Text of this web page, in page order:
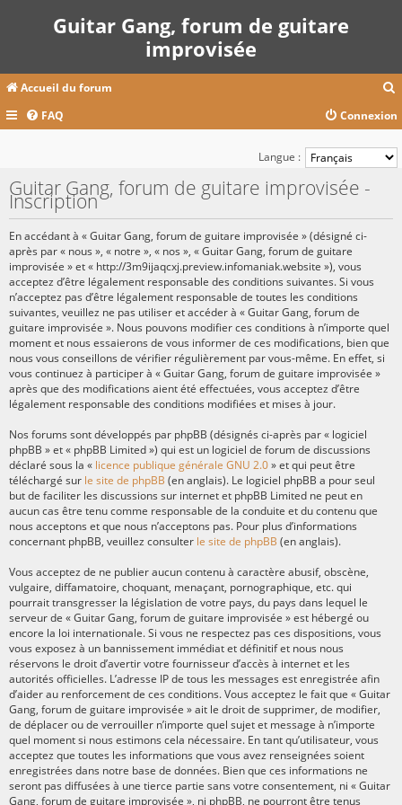
Guitar Gang, forum de guitare
improvisée
Accueil du forum
c
FAQ Connexion
Langue :
Guitar Gang, forum de guitare improvisée -
Inscription
En accédant à « Guitar Gang, forum de guitare improvisée » (désigné ci-
après par « nous », « notre », « nos », « Guitar Gang, forum de guitare
improvisée » et « http://3m9ijaqcxj.preview.infomaniak.website »), vous
acceptez d’être légalement responsable des conditions suivantes. Si vous
n’acceptez pas d’être légalement responsable de toutes les conditions
suivantes, veuillez ne pas utiliser et accéder à « Guitar Gang, forum de
guitare improvisée ». Nous pouvons modifier ces conditions à n’importe quel
moment et nous essaierons de vous informer de ces modifications, bien que
nous vous conseillons de vérifier régulièrement par vous-même. En effet, si
vous continuez à participer à « Guitar Gang, forum de guitare improvisée »
après que des modifications aient été effectuées, vous acceptez d’être
légalement responsable des conditions modifiées et mises à jour.
Nos forums sont développés par phpBB (désignés ci-après par « logiciel
phpBB » et « phpBB Limited ») qui est un logiciel de forum de discussions
déclaré sous la « licence publique générale GNU 2.0» et qui peut être
téléchargé sur le site de phpBB (en anglais). Le logiciel phpBB a pour seul
but de faciliter les discussions sur internet et phpBB Limited ne peut en
aucun cas être tenu comme responsable de la conduite et du contenu que
nous acceptons et que nous n’acceptons pas. Pour plus d’informations
concernant phpBB, veuillez consulter le site de phpBB (en anglais).
Vous acceptez de ne publier aucun contenu à caractère abusif, obscène,
vulgaire, diffamatoire, choquant, menaçant, pornographique, etc. qui
pourrait transgresser la législation de votre pays, du pays dans lequel le
serveur de « Guitar Gang, forum de guitare improvisée » est hébergé ou
encore la loi internationale. Si vous ne respectez pas ces dispositions, vous
vous exposez à un bannissement immédiat et définitif et nous nous
réservons le droit d’avertir votre fournisseur d’accès à internet et les
autorités officielles. L’adresse IP de tous les messages est enregistrée afin
d’aider au renforcement de ces conditions. Vous acceptez le fait que « Guitar
Gang, forum de guitare improvisée » ait le droit de supprimer, de modifier,
de déplacer ou de verrouiller n’importe quel sujet et message à n’importe
quel moment si nous estimons cela nécessaire. En tant qu’utilisateur, vous
acceptez que toutes les informations que vous avez renseignées soient
enregistrées dans notre base de données. Bien que ces informations ne
seront pas diffusées à une tierce partie sans votre consentement, ni « Guitar
Gang, forum de guitare improvisée », ni phpBB, ne pourront être tenus